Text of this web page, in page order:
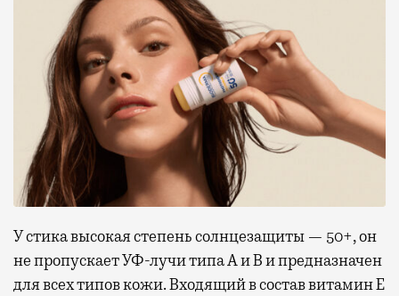
У стика высокая степень солнцезащиты — 50+, он
не пропускает УФ-лучи типа А и В и предназначен
для всех типов кожи. Входящий в состав витамин Е